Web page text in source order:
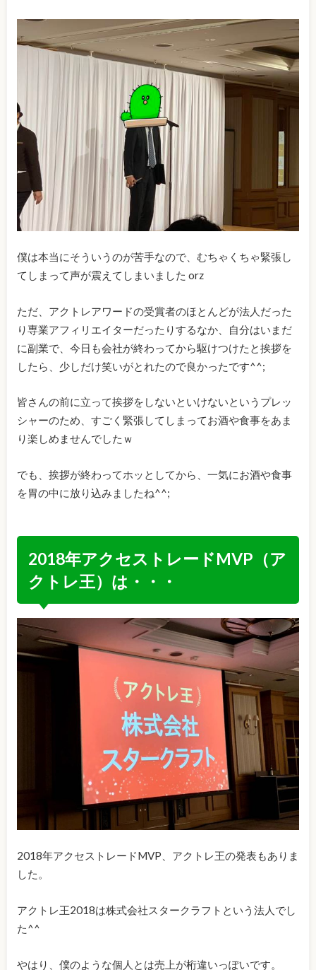
僕は本当にそういうのが苦手なので、むちゃくちゃ緊張し
てしまって声が震えてしまいました orz
ただ、アクトレアワードの受賞者のほとんどが法人だった
り専業アフィリエイターだったりするなか、自分はいまだ
に副業で、今日も会社が終わってから駆けつけたと挨拶を
したら、少しだけ笑いがとれたので良かったです^^;
皆さんの前に立って挨拶をしないといけないというプレッ
シャーのため、すごく緊張してしまってお酒や食事をあま
り楽しめませんでしたｗ
でも、挨拶が終わってホッとしてから、一気にお酒や食事
を胃の中に放り込みましたね^^;
2018年アクセストレードMVP（ア
クトレ王）は・・・
2018年アクセストレードMVP、アクトレ王の発表もありま
した。
アクトレ王2018は株式会社スタークラフトという法人でし
た^^
やはり、僕のような個人とは売上が桁違いっぽいです。